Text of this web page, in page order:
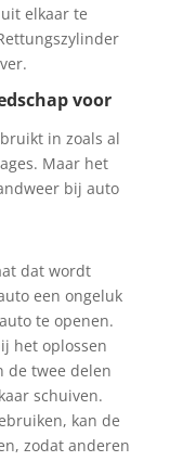
elkaar te
voor
in zoals al
Maar het
bij auto
dat wordt
een ongeluk
te openen.
het oplossen
de twee delen
schuiven.
kan de
zodat anderen